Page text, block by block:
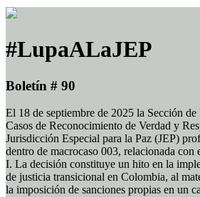
#LupaALaJEP
Boletín # 90
El 18 de septiembre de 2025 la Sección
Casos de Reconocimiento de Verdad y
Jurisdicción Especial para la Paz (JEP)
dentro de macrocaso 003, relacionada con
I. La decisión constituye un hito en la
de justicia transicional en Colombia, al
la imposición de sanciones propias en un